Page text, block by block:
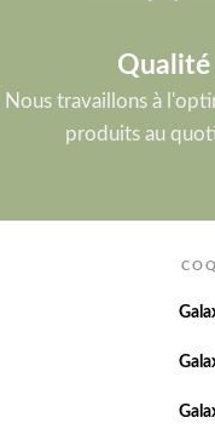
Qualité
Nous travaillons à
produits au